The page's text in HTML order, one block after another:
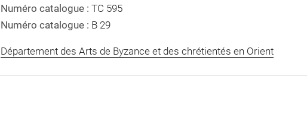
Numéro catalogue : TC 595
Numéro catalogue : B 29
Département des Arts de Byzance et des chrétientés en Orient